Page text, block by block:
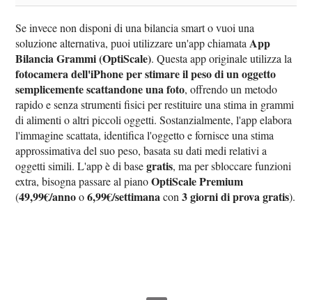
Se invece non disponi di una bilancia smart o vuoi una
soluzione alternativa, puoi utilizzare un'app chiamata App
Bilancia Grammi (OptiScale). Questa app originale utilizza la
fotocamera dell'iPhone per stimare il peso di un oggetto
semplicemente scattandone una foto, offrendo un metodo
rapido e senza strumenti fisici per restituire una stima in grammi
di alimenti o altri piccoli oggetti. Sostanzialmente, l'app elabora
l'immagine scattata, identifica l'oggetto e fornisce una stima
approssimativa del suo peso, basata su dati medi relativi a
oggetti simili. L'app è di basegratis, ma per sbloccare funzioni
extra, bisogna passare al pianoOptiScale Premium
(49,99€/annoo6,99€/settimanacon3 giorni di prova gratis).